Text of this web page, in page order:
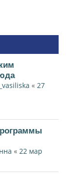
« 27
« 22 мар